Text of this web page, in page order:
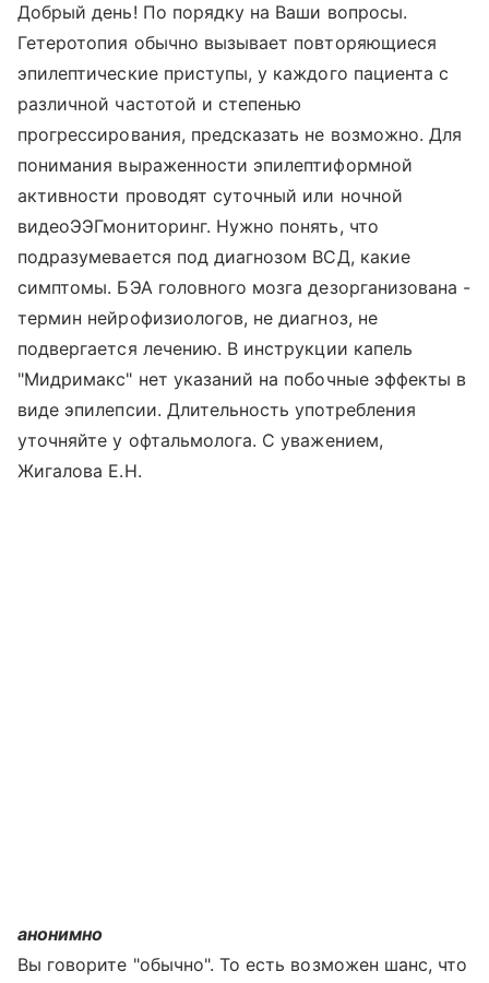
Добрый день! По порядку на Ваши вопросы.
Гетеротопия обычно вызывает повторяющиеся
эпилептические приступы, у каждого пациента с
различной частотой и степенью
прогрессирования, предсказать не возможно. Для
понимания выраженности эпилептиформной
активности проводят суточный или ночной
видеоЭЭГмониторинг. Нужно понять, что
подразумевается под диагнозом ВСД, какие
симптомы. БЭА головного мозга дезорганизована -
термин нейрофизиологов, не диагноз, не
подвергается лечению. В инструкции капель
"Мидримакс" нет указаний на побочные эффекты в
виде эпилепсии. Длительность употребления
уточняйте у офтальмолога. С уважением,
Жигалова Е.Н.
анонимно
Вы говорите "обычно". То есть возможен шанс, что